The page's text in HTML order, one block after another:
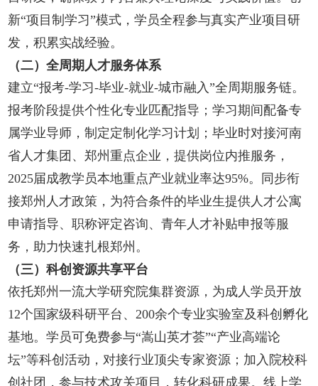
新“项目制学习”模式，学员全程参与真实产业项目研
发，积累实战经验。
（二）全周期人才服务体系
建立“报考-学习-毕业-就业-城市融入”全周期服务链。
报考阶段提供个性化专业匹配指导；学习期间配备专
属学业导师，制定定制化学习计划；毕业时对接河南
省人才集团、郑州重点企业，提供岗位内推服务，
2025届成教学员本地重点产业就业率达95%。同步衔
接郑州人才政策，为符合条件的毕业生提供人才公寓
申请指导、职称评定咨询、青年人才补贴申报等服
务，助力快速扎根郑州。
（三）科创资源共享平台
依托郑州一流大学研究院集群资源，为成人学员开放
12个国家级科研平台、200余个专业实验室及科创孵化
基地。学员可免费参与“嵩山英才荟”“产业高端论
坛”等科创活动，对接行业顶尖专家资源；加入院校科
创社团，参与技术攻关项目，转化科研成果。线上学